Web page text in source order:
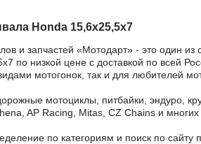
Honda 15,6x25,5x7
и запчастей «Мотодарт» - это один
по низкой цене с доставкой по всей
мотогонок, так и для любителей
мотоциклы, питбайки, эндуро,
AP Racing, Mitas, CZ Chains и
по категориям и поиск по